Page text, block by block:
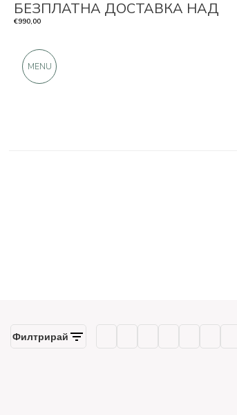
БЕЗПЛАТНА ДОСТАВКА НАД
€990,00
MENU